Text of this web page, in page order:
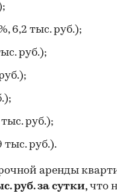
6,2 тыс. руб.);
руб.);
руб.);
тыс. руб.).
аренды
руб. за сутки, что